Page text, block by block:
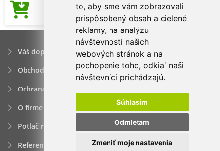
to, aby sme vám zobrazovali
prispôsobený obsah a cielené
reklamy, na analýzu
návštevnosti našich
webových stránok a na
pochopenie toho, odkiaľ naši
návštevníci prichádzajú.
Súhlasím
Odmietam
Zmeniť moje nastavenia
Cena od 8,07€
Váš dopyt
Obchodné podmienky
Ochrana osobných údajov
O firme
Potlač reklamných predmetov
Referencie